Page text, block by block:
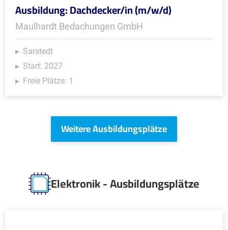
Ausbildung: Dachdecker/in (m/w/d)
Maulhardt Bedachungen GmbH
Sarstedt
Start: 2027
Freie Plätze: 1
Weitere Ausbildungsplätze
Elektronik - Ausbildungsplätze